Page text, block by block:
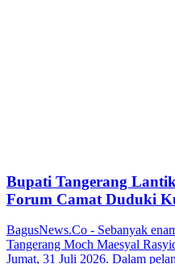
Bupati Tangerang
Forum Camat Duduki
BagusNews.Co - Sebanyak
Tangerang Moch Maesyal
Jumat, 31 Juli 2026. Dalam